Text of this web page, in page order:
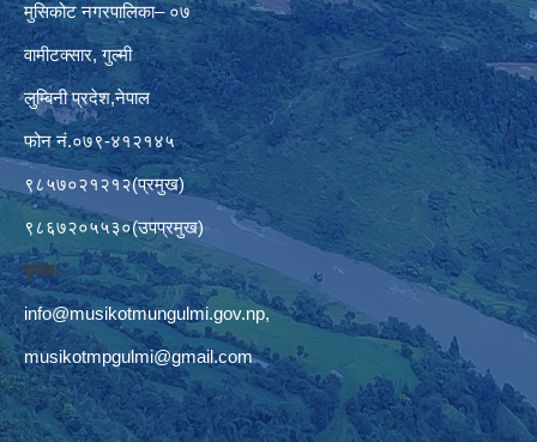
मुसिकोट नगरपालिका– ०७
वामीटक्सार, गुल्मी
लुम्बिनी प्रदेश,नेपाल
फोन नं.०७९-४१२१४५
९८५७०२१२१२(प्रमुख)
९८६७२०५५३०(उपप्रमुख)
इमेलः–
info@musikotmungulmi.gov.np,
musikotmpgulmi@gmail.com